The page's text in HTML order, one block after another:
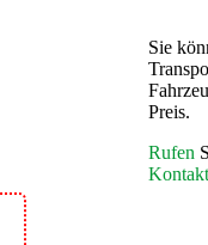
Sie
Preis.
Rufen